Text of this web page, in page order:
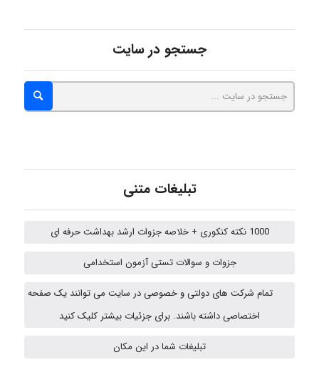
Alirez0990
hosein abdolvand
emami
جستجو در سایت
تبلیغات متنی
1000 نکته کنکوری + خلاصه جزوات ارشد بهداشت حرفه ای
جزوات و سوالات تستی آزمون استخدامی
تمام شرکت های دولتی و خصوصی در سایت می توانند یک صفحه
اختصاصی داشته باشند. برای جزئیات بیشتر کلیک کنید
تبلیغات شما در این مکان